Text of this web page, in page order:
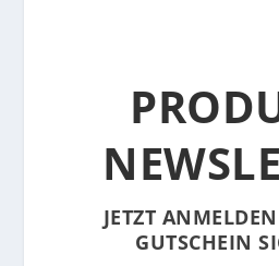
JETZT
GUTSCHEIN